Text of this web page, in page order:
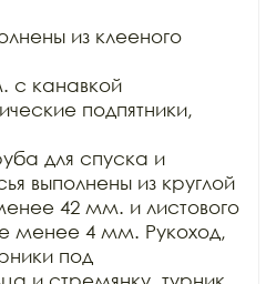
из клееного
с канавкой
подпятники,
для спуска и
выполнены из круглой
42 мм. и листового
менее 4 мм. Рукоход,
под